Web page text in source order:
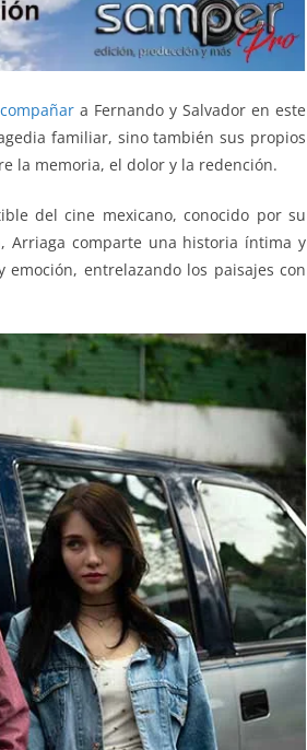
a Fernando y Salvador en este
familiar, sino también sus propios
la memoria, el dolor y la redención.
del cine mexicano, conocido por su
Arriaga comparte una historia íntima y
entrelazando los paisajes con